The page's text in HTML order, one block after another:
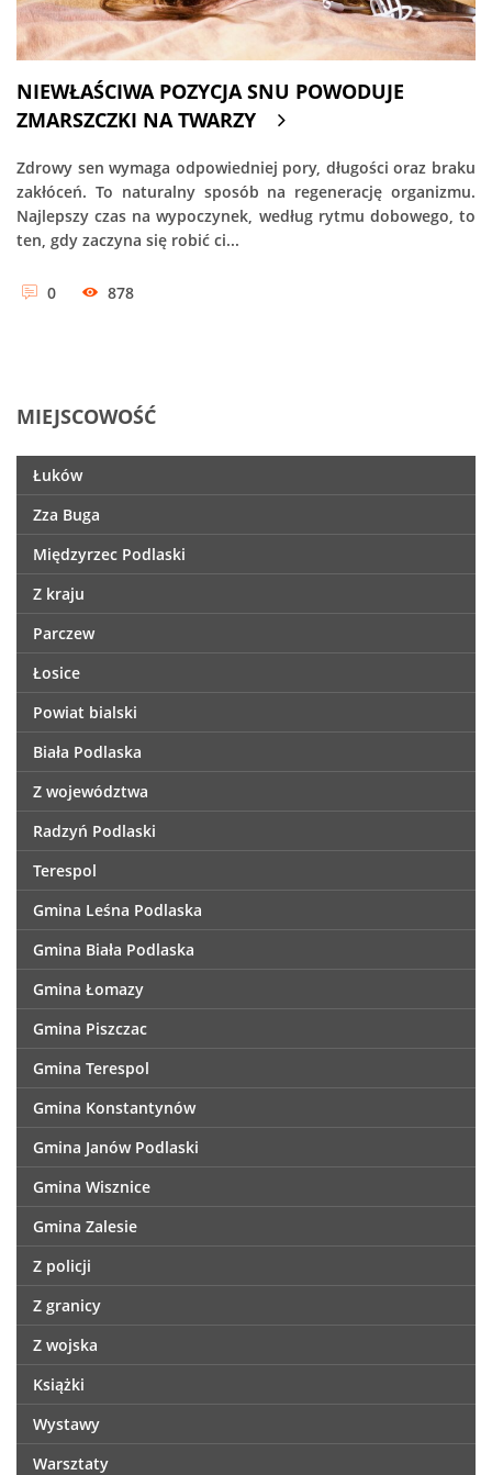
NIEWŁAŚCIWA POZYCJA SNU POWODUJE
ZMARSZCZKI NA TWARZY
Zdrowy sen wymaga odpowiedniej pory, długości oraz braku
zakłóceń. To naturalny sposób na regenerację organizmu.
Najlepszy czas na wypoczynek, według rytmu dobowego, to
ten, gdy zaczyna się robić ci...
0 878
MIEJSCOWOŚĆ
Łuków
Zza Buga
Międzyrzec Podlaski
Z kraju
Parczew
Łosice
Powiat bialski
Biała Podlaska
Z województwa
Radzyń Podlaski
Terespol
Gmina Leśna Podlaska
Gmina Biała Podlaska
Gmina Łomazy
Gmina Piszczac
Gmina Terespol
Gmina Konstantynów
Gmina Janów Podlaski
Gmina Wisznice
Gmina Zalesie
Z policji
Z granicy
Z wojska
Książki
Wystawy
Warsztaty